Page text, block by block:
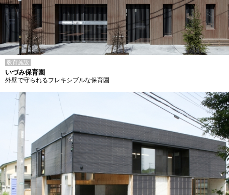
教育施設
いづみ保育園
外壁で守られるフレキシブルな保育園